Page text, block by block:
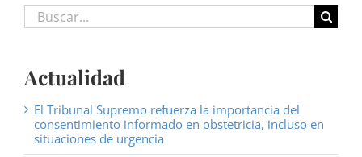
Buscar:
Actualidad
El Tribunal Supremo refuerza la importancia del
consentimiento informado en obstetricia, incluso en
situaciones de urgencia